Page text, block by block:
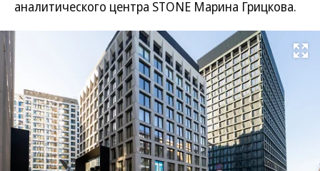
аналитического центра STONE Марина Грицкова.
Развернуть